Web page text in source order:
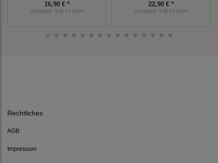
16,90 € *
Grundpreis: 0,42 € / Stück
22,90 € *
Grundpreis: 0,38 € / Stück
Rechtliches
AGB
Impressum